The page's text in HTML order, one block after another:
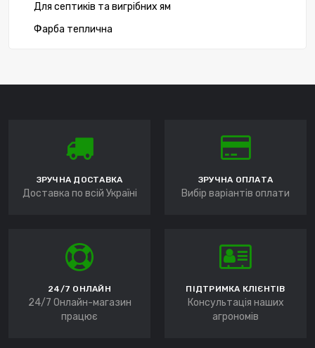
Для септиків та вигрібних ям
Фарба теплична
ЗРУЧНА ДОСТАВКА
Доставка по всій Україні
ЗРУЧНА ОПЛАТА
Вибір варіантів оплати
24/7 ОНЛАЙН
24/7 Онлайн-магазин
працює
ПІДТРИМКА КЛІЄНТІВ
Консультація наших
агрономів